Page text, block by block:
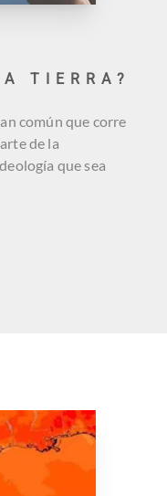
TIERRA?
común que corre
de la
que sea